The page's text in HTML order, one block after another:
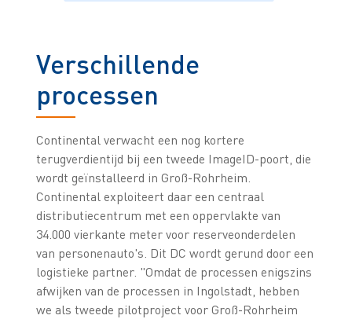
Verschillende
processen
Continental verwacht een nog kortere
terugverdientijd bij een tweede ImageID-poort, die
wordt geïnstalleerd in Groß-Rohrheim.
Continental exploiteert daar een centraal
distributiecentrum met een oppervlakte van
34.000 vierkante meter voor reserveonderdelen
van personenauto's. Dit DC wordt gerund door een
logistieke partner. "Omdat de processen enigszins
afwijken van de processen in Ingolstadt, hebben
we als tweede pilotproject voor Groß-Rohrheim